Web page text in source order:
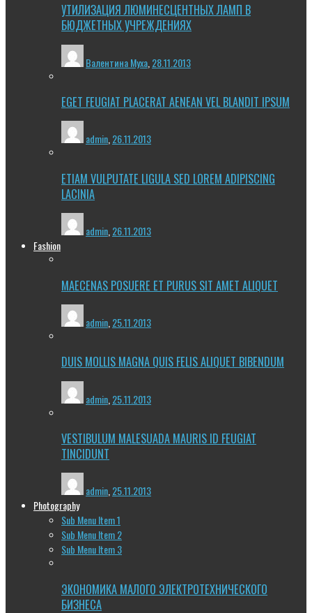
УТИЛИЗАЦИЯ ЛЮМИНЕСЦЕНТНЫХ ЛАМП В
БЮДЖЕТНЫХ УЧРЕЖДЕНИЯХ
Валентина Муха 28.11.2013
EGET FEUGIAT PLACERAT AENEAN VEL BLANDIT IPSUM
admin,26.11.2013
ETIAM VULPUTATE LIGULA SED LOREM ADIPISCING
LACINIA
admin 26.11.2013
Fashion
MAECENAS POSUERE ET PURUS SIT AMET ALIQUET
admin 25.11.2013
DUIS MOLLIS MAGNA QUIS FELIS ALIQUET BIBENDUM
admin 25.11.2013
VESTIBULUM MALESUADA MAURIS ID FEUGIAT
TINCIDUNT
admin,25.11.2013
Photography
Sub Menu Item 1
Sub Menu Item 2
Sub Menu Item 3
ЭКОНОМИКА МАЛОГО ЭЛЕКТРОТЕХНИЧЕСКОГО
БИЗНЕСА